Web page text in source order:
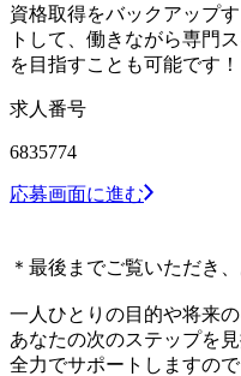
資格取得をバックアップ
トして、働きながら専門
を目指すことも可能です！
求人番号
6835774
応募画面に進む
＊最後までご覧いただき
一人ひとりの目的や将来
あなたの次のステップを
全力でサポートしますの